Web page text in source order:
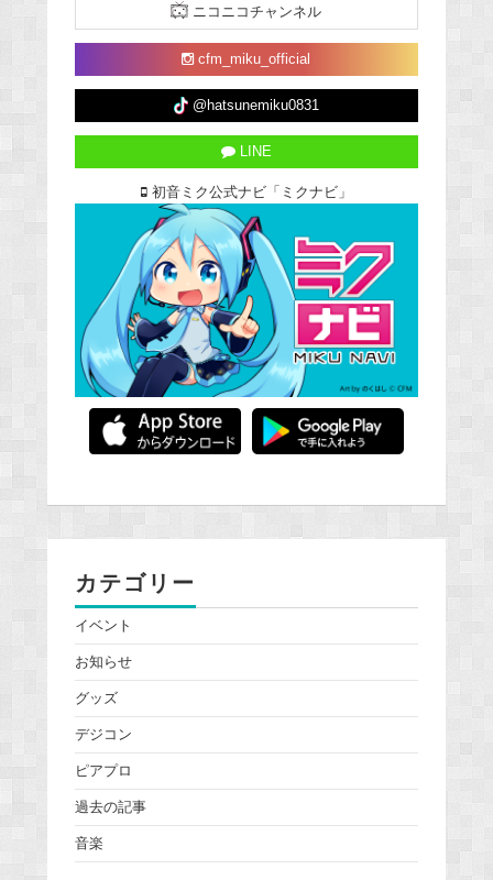
ニコニコチャンネル
cfm_miku_official
@hatsunemiku0831
LINE
初音ミク公式ナビ「ミクナビ」
カテゴリー
イベント
お知らせ
グッズ
デジコン
ピアプロ
過去の記事
音楽